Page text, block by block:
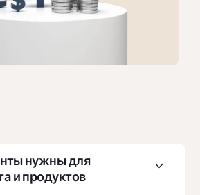
нужны для
и продуктов